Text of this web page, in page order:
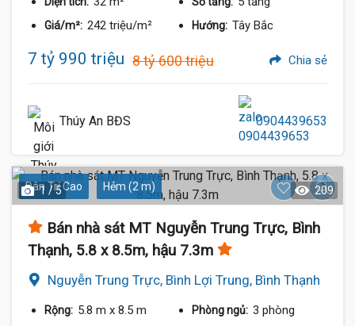
Giá/m²: 242 triệu/m² Hướng: Tây Bắc
7 tỷ 990 triệu 8 tỷ 600 triệu Chia sẻ
Thúy An BĐS 0904439653
Dân Trí Cao Hẻm (2 m)
1 / 5 209
Bán nhà sát MT Nguyễn Trung Trực, Bình
Thạnh, 5.8 x 8.5m, hậu 7.3m
Nguyễn Trung Trực, Bình Lợi Trung, Bình Thạnh
Rộng: 5.8 m x 8.5 m Phòng ngủ: 3 phòng